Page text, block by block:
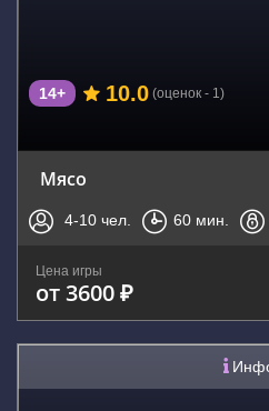
14+ 10.0 (оценок - 1)
Мясо
4-10 чел. 60 мин.
Цена игры
от 3600 ₽